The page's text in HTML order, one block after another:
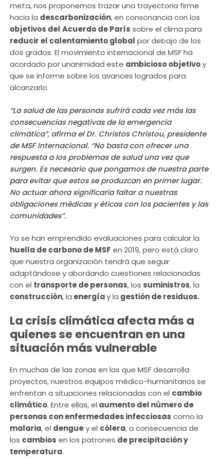
meta, nos proponemos trazar una trayectoria firme
hacia la descarbonización, en consonancia con los
objetivos del Acuerdo de París sobre el clima para
reducir el calentamiento global por debajo de los
dos grados. El movimiento internacional de MSF ha
acordado por unanimidad este ambicioso objetivoy
que se informe sobre los avances logrados para
alcanzarlo.
“La salud de las personas sufrirá cada vez más las
consecuencias negativas de la emergencia
climática”, afirma el Dr. Christos Christou, presidente
de MSF Internacional. “No basta con ofrecer una
respuesta a los problemas de salud una vez que
surgen. Es necesario que pongamos de nuestra parte
para evitar que estos se produzcan en primer lugar.
No actuar ahora significaría faltar a nuestras
obligaciones médicas y éticas con los pacientes y las
comunidades”.
Ya se han emprendido evaluaciones para calcular la
huella de carbono de MSF en 2019, pero está claro
que nuestra organización tendrá que seguir
adaptándose y abordando cuestiones relacionadas
con el transporte de personas, los suministros, la
construcción, la energíay la gestión de residuos.
La crisis climática afecta más a
quienes se encuentran en una
situación más vulnerable
En muchas de las zonas en las que MSF desarrolla
proyectos, nuestros equipos médico-humanitarios se
enfrentan a situaciones relacionadas con el cambio
climático. Entre ellas, el aumento del número de
personas con enfermedades infecciosas como la
malaria, el denguey el cólera, a consecuencia de
los cambios en los patrones de precipitación y
temperatura.